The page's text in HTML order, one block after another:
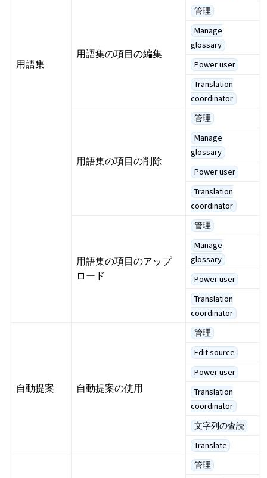
用語集
用語集の項目の編集
管理
Manage
glossary
Power user
Translation
coordinator
用語集の項目の削除
管理
Manage
glossary
Power user
Translation
coordinator
用語集の項目のアップ
ロード
管理
Manage
glossary
Power user
Translation
coordinator
自動提案 自動提案の使用
管理
Edit source
Power user
Translation
coordinator
文字列の査読
Translate
管理